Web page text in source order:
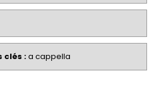
clés :a cappella